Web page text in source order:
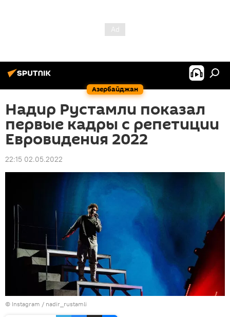
Азербайджан
Надир Рустамли показал
первые кадры с репетиции
Евровидения 2022
22:15 02.05.2022
© Instagram / nadir_rustamli